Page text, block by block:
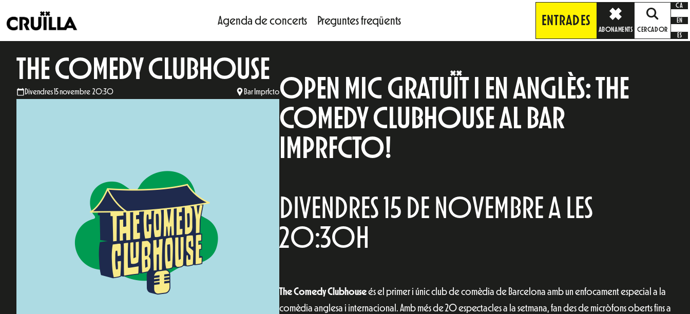
Agenda de concerts Preguntes freqüents ENTRADES
ABONAMENTS CERCADOR
CA
EN
ES
THE COMEDY CLUBHOUSE
Divendres 15 novembre 20:30 Bar ImprfctoOPEN MIC GRATUÏT I EN ANGLÈS: THE
COMEDY CLUBHOUSE AL BAR
IMPRFCTO!
DIVENDRES 15 DE NOVEMBRE A LES
20:30H
The Comedy Clubhouseés el primer i únic club de comèdia de Barcelona amb un enfocament especial a la
comèdia anglesa i internacional. Amb més de 20 espectacles a la setmana, fan des de micròfons oberts fins a